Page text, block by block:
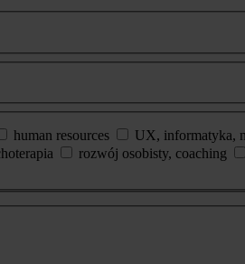
human resources UX, informatyka,
rozwój osobisty, coaching